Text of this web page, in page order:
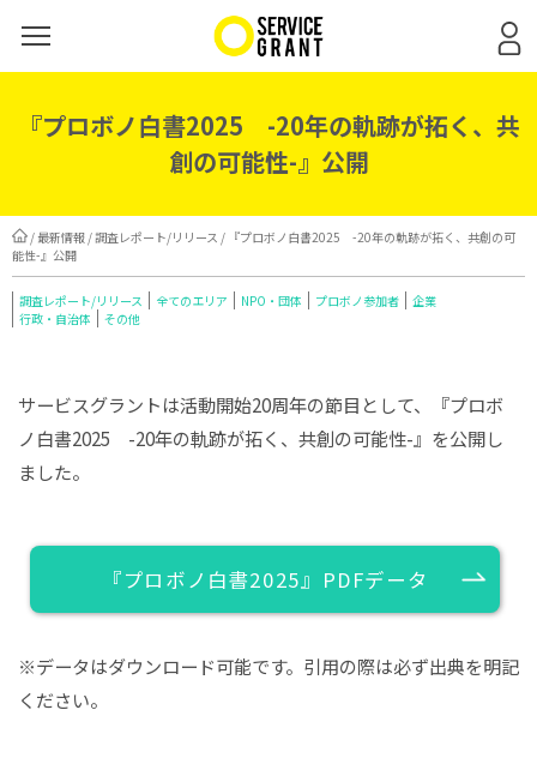
『プロボノ白書2025 -20年の軌跡が拓く、共
創の可能性-』公開
/最新情報 /調査レポート/リリース / 『プロボノ白書2025 -20年の軌跡が拓く、共創の可
能性-』公開
調査レポート/リリース 全てのエリア NPO・団体 プロボノ参加者
企業
行政・自治体
その他
サービスグラントは活動開始20周年の節目として、『プロボ
ノ白書2025 -20年の軌跡が拓く、共創の可能性-』を公開し
ました。
『プロボノ白書2025』PDFデータ
※データはダウンロード可能です。引用の際は必ず出典を明記
ください。